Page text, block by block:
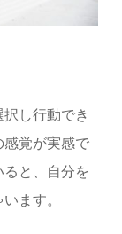
し行動でき
感覚が実感で
と、自分を
ます。